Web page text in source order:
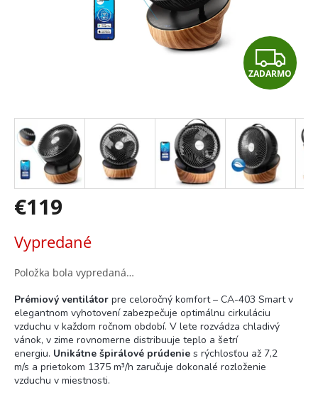
Z
A
D
A
R
ZADARMO
€119
cena:
Vypredané
Položka bola vypredaná…
Prémiový ventilátor pre celoročný komfort – CA-403 Smart v
elegantnom vyhotovení zabezpečuje optimálnu cirkuláciu
vzduchu v každom ročnom období. V lete rozvádza chladivý
vánok, v zime rovnomerne distribuuje teplo a šetrí
energiu. Unikátne špirálové prúdenie s rýchlosťou až 7,2
m/s a prietokom 1375 m³/h zaručuje dokonalé rozloženie
vzduchu v miestnosti.